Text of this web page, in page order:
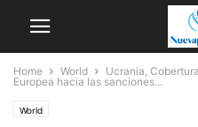
Home World
Ucrania,
Europea hacia las sanciones...
World